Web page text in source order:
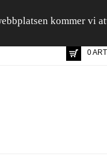
kommer vi
0